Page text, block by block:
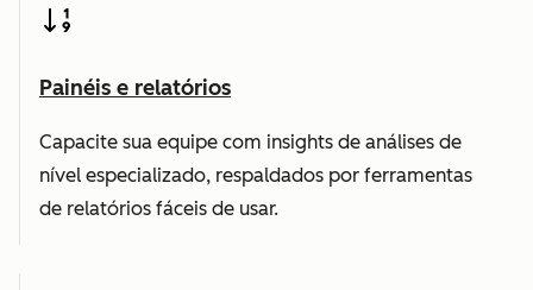
Painéis e relatórios
Capacite sua equipe com insights de análises de
nível especializado, respaldados por ferramentas
de relatórios fáceis de usar.